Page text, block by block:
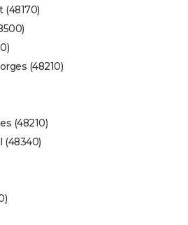
(48170)
(48210)
(48210)
(48340)